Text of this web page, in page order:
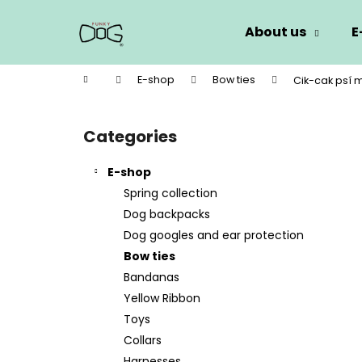
About us
Home E-shop Bow ties Cik-cak psí
Skip
categories
Categories
E-shop
Spring collection
Dog backpacks
Dog googles and ear protection
Bow ties
Bandanas
Yellow Ribbon
Toys
Collars
t
Back
shopping
Back
shopping